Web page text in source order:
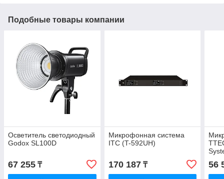
Подобные товары компании
Осветитель светодиодный
Godox SL100D
67 255 ₸
Микрофонная система
ITC (T-592UH)
170 187₸ 56